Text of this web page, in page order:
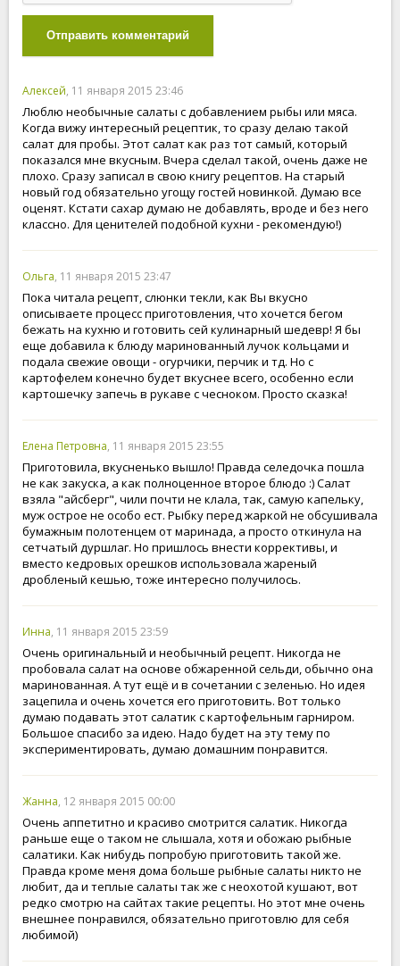
Отправить комментарий
Алексей, 11 января 2015 23:46
Люблю необычные салаты с добавлением рыбы или мяса.
Когда вижу интересный рецептик, то сразу делаю такой
салат для пробы. Этот салат как раз тот самый, который
показался мне вкусным. Вчера сделал такой, очень даже не
плохо. Сразу записал в свою книгу рецептов. На старый
новый год обязательно угощу гостей новинкой. Думаю все
оценят. Кстати сахар думаю не добавлять, вроде и без него
классно. Для ценителей подобной кухни - рекомендую!)
Ольга, 11 января 2015 23:47
Пока читала рецепт, слюнки текли, как Вы вкусно
описываете процесс приготовления, что хочется бегом
бежать на кухню и готовить сей кулинарный шедевр! Я бы
еще добавила к блюду маринованный лучок кольцами и
подала свежие овощи - огурчики, перчик и тд. Но с
картофелем конечно будет вкуснее всего, особенно если
картошечку запечь в рукаве с чесноком. Просто сказка!
Елена Петровна, 11 января 2015 23:55
Приготовила, вкусненько вышло! Правда селедочка пошла
не как закуска, а как полноценное второе блюдо :) Салат
взяла "айсберг", чили почти не клала, так, самую капельку,
муж острое не особо ест. Рыбку перед жаркой не обсушивала
бумажным полотенцем от маринада, а просто откинула на
сетчатый дуршлаг. Но пришлось внести коррективы, и
вместо кедровых орешков использовала жареный
дробленый кешью, тоже интересно получилось.
Инна, 11 января 2015 23:59
Очень оригинальный и необычный рецепт. Никогда не
пробовала салат на основе обжаренной сельди, обычно она
маринованная. А тут ещё и в сочетании с зеленью. Но идея
зацепила и очень хочется его приготовить. Вот только
думаю подавать этот салатик с картофельным гарниром.
Большое спасибо за идею. Надо будет на эту тему по
экспериментировать, думаю домашним понравится.
Жанна, 12 января 2015 00:00
Очень аппетитно и красиво смотрится салатик. Никогда
раньше еще о таком не слышала, хотя и обожаю рыбные
салатики. Как нибудь попробую приготовить такой же.
Правда кроме меня дома больше рыбные салаты никто не
любит, да и теплые салаты так же с неохотой кушают, вот
редко смотрю на сайтах такие рецепты. Но этот мне очень
внешнее понравился, обязательно приготовлю для себя
любимой)